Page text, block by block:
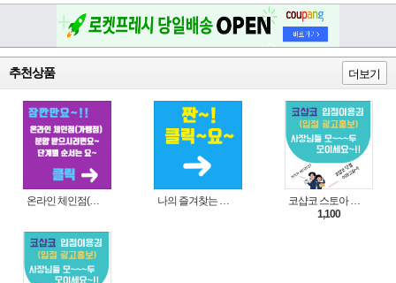
추천상품 더보기
온라인 체인점(가맹점) 분양순서(필독) 나의 즐겨찾는 상품 리스트로 편리하게 주문하세요~(쿠팡 다이나믹 배너)
코샵코 스토아 입점 1일 이용권
1,100